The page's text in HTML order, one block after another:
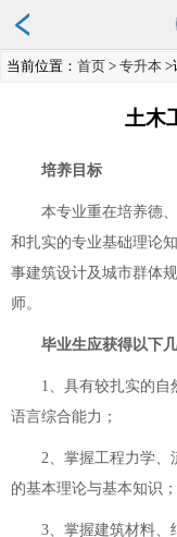
当前位置： 首页 > 专升本 >
土木
培养目标
本专业重在培养德
和扎实的专业基础理论
事建筑设计及城市群体
师。
毕业生应获得以下
1、具有较扎实的
语言综合能力；
2、掌握工程力学、
的基本理论与基本知
3、掌握建筑材料、